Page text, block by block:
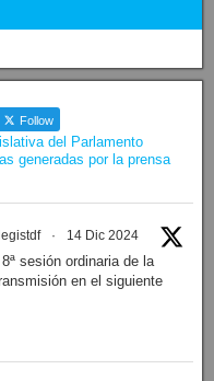
Follow
del Parlamento
generadas por la prensa
· 14 Dic 2024
sesión ordinaria de la
en el siguiente